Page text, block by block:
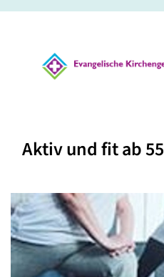
Aktiv und fit ab 55